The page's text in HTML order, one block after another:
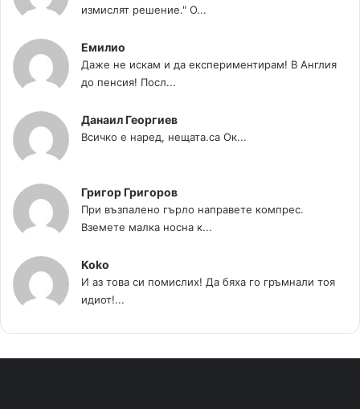
измислят решение." О...
Емилио
Даже не искам и да експериментирам! В Англия
до пенсия! Посл...
Данаил Георгиев
Всичко е наред, нещата.са Ок...
Григор Григоров
При възпалено гърло направете компрес.
Вземете малка носна к...
Koko
И аз това си помислих! Да бяха го гръмнали тоя
идиот!...